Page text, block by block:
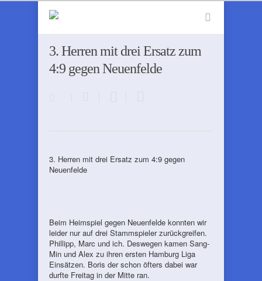
3. Herren mit drei Ersatz zum
4:9 gegen Neuenfelde
3. Herren mit drei Ersatz zum 4:9 gegen
Neuenfelde
Beim Heimspiel gegen Neuenfelde konnten wir
leider nur auf drei Stammspieler zurückgreifen.
Phillipp, Marc und ich. Deswegen kamen Sang-
Min und Alex zu ihren ersten Hamburg Liga
Einsätzen. Boris der schon öfters dabei war
durfte Freitag in der Mitte ran.